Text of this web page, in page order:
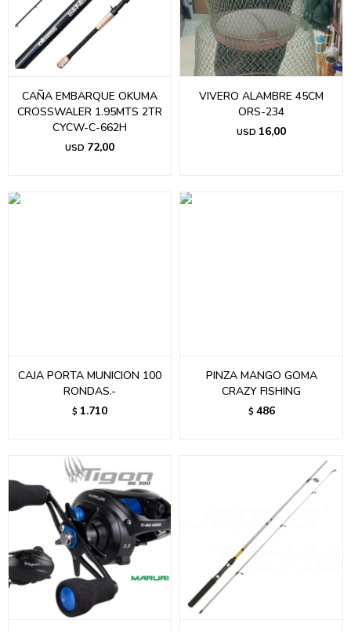
CAÑA EMBARQUE OKUMA
CROSSWALER 1.95MTS 2TR
CYCW-C-662H
USD 72,00
VIVERO ALAMBRE 45CM
ORS-234
USD 16,00
CAJA PORTA MUNICION 100
RONDAS.-
$ 1.710
PINZA MANGO GOMA
CRAZY FISHING
$ 486